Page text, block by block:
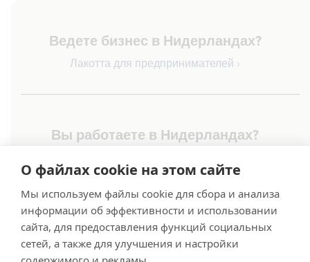
О файлах cookie на этом сайте
Мы используем файлы cookie для сбора и анализа
информации об эффективности и использовании
сайта, для предоставления функций социальных
сетей, а также для улучшения и настройки
Ведете бизнес в Нидерландах?
Лакотта для предпринимателей ›
Вы работаете в Нидерландах?
Лакотта для сотрудников ›
Lakotta B.V. - Oude Liermolenweg 7,
2678 MN De Lier
T +31 (0)85 13 05 981
info@lakotta.nl